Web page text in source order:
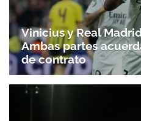
Gracias por
Vinicius y Real
Ambas partes
de contrato